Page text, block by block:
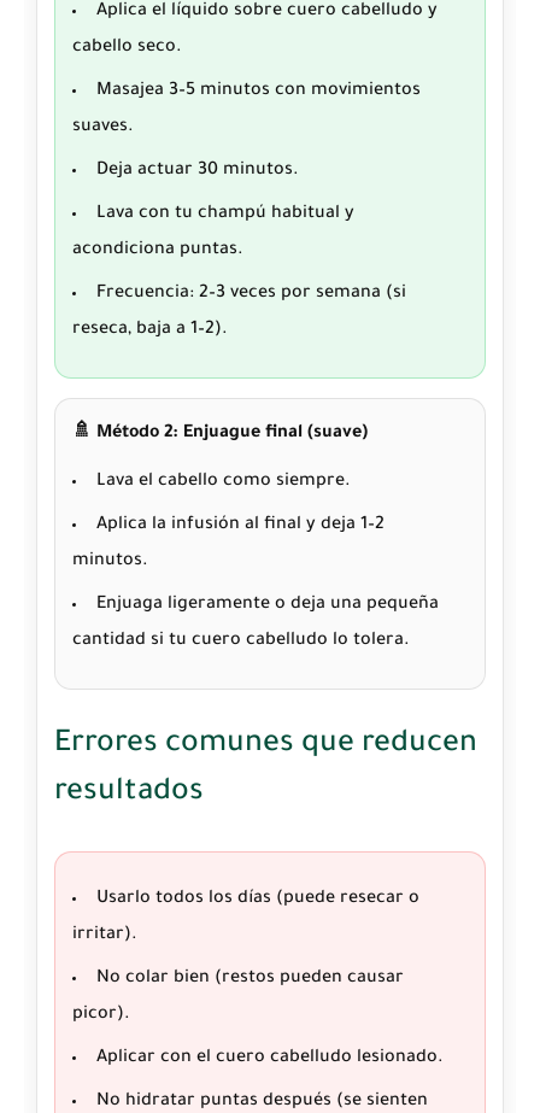
Aplica el líquido sobre cuero cabelludo y
cabello seco.
Masajea 3–5 minutos con movimientos
suaves.
Deja actuar 30 minutos.
Lava con tu champú habitual y
acondiciona puntas.
Frecuencia: 2–3 veces por semana (si
reseca, baja a 1–2).
🚿 Método 2: Enjuague final (suave)
Lava el cabello como siempre.
Aplica la infusión al final y deja 1–2
minutos.
Enjuaga ligeramente o deja una pequeña
cantidad si tu cuero cabelludo lo tolera.
Errores comunes que reducen
resultados
Usarlo todos los días (puede resecar o
irritar).
No colar bien (restos pueden causar
picor).
Aplicar con el cuero cabelludo lesionado.
No hidratar puntas después (se sienten